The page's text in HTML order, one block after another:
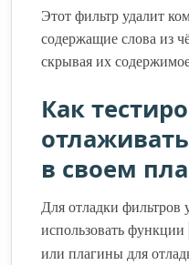
Этот фильтр удалит
содержащие слова из
скрывая их
Как
в своем
Для отладки фильтров
использовать функции
или плагины для